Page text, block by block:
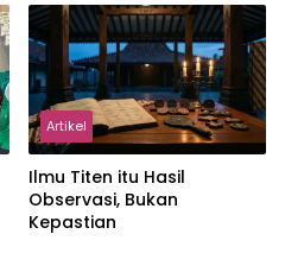
dalam Pemikiran Masykuri
Abdillah
Artikel
Ilmu Titen itu Hasil
Observasi, Bukan
Kepastian